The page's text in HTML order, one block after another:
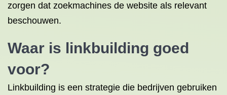
zorgen dat zoekmachines de website als relevant
beschouwen.
Waar is linkbuilding goed
voor?
Linkbuilding is een strategie die bedrijven gebruiken